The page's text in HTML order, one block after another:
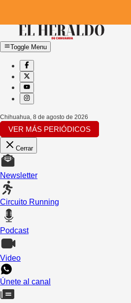
Toggle Menu
Chihuahua 8 de agosto de 2026
VER MÁS PERIÓDICOS
Cerrar
Newsletter
Circuito Running
Podcast
Video
Únete al canal